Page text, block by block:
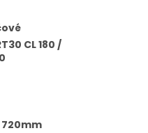
CL 180 /
720mm